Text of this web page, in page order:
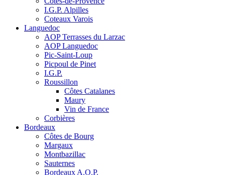
I.G.P. Alpilles
Coteaux Varois
Languedoc
AOP Terrasses du Larzac
AOP Languedoc
Pic-Saint-Loup
Picpoul de Pinet
I.G.P.
Roussillon
Côtes Catalanes
Maury
Vin de France
Corbières
Bordeaux
Côtes de Bourg
Margaux
Montbazillac
Sauternes
Bordeaux A.O.P.